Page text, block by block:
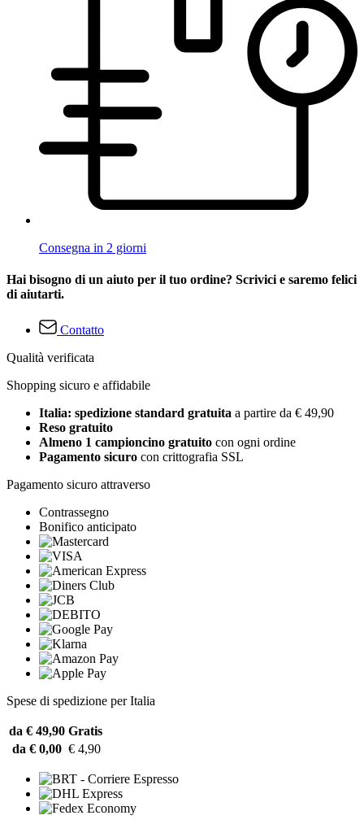
Consegna in 2 giorni
Hai bisogno di un aiuto per il tuo ordine? Scrivici e saremo felici
di aiutarti.
Contatto
Qualità verificata
Shopping sicuro e affidabile
Italia: spedizione standard gratuita a partire da € 49,90
Reso gratuito
Almeno 1 campioncino gratuito con ogni ordine
Pagamento sicuro con crittografia SSL
Pagamento sicuro attraverso
Contrassegno
Bonifico anticipato
Spese di spedizione per Italia
da € 49,90 Gratis
da € 0,00 € 4,90